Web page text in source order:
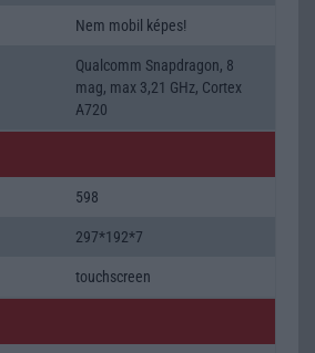
Nem mobil képes!
Qualcomm Snapdragon, 8
mag, max 3,21 GHz, Cortex
A720
598
297*192*7
touchscreen